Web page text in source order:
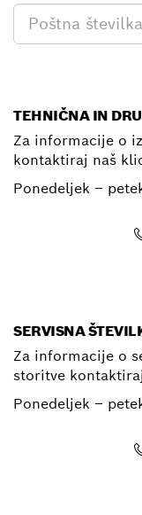
TEHNIČNA IN
Za informacije o
kontaktiraj naš
Ponedeljek –
SERVISNA
Za informacije o
storitve
Ponedeljek –